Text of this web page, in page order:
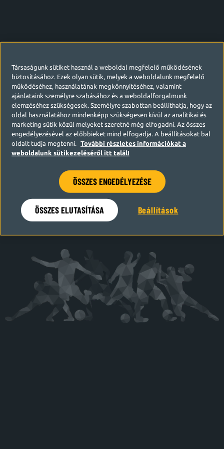
Hamarosan visszatérünk
Társaságunk sütiket használ a weboldal megfelelő működésének
biztosításához. Ezek olyan sütik, melyek a weboldalunk megfelelő
működéséhez, használatának megkönnyítéséhez, valamint
ajánlataink személyre szabásához és a weboldalforgalmunk
elemzéséhez szükségesek. Személyre szabottan beállíthatja, hogy az
oldal használatához mindenképp szükségesen kívül az analitikai és
marketing sütik közül melyeket szeretné még elfogadni. Az összes
engedélyezésével az előbbieket mind elfogadja. A beállításokat bal
oldalt tudja megtenni.
További részletes információkat a
weboldalunk sütikezeléséről itt talál!
ÖSSZES ENGEDÉLYEZÉSE
ÖSSZES ELUTASÍTÁSA Beállítások